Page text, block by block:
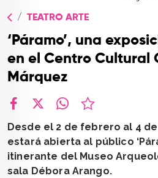
CONTACTO
TEATRO ARTE
‘Páramo’, una
en el Centro Cultural
Márquez
Desde el 2 de febrero al 4
estará abierta al público
itinerante del Museo
sala Débora Arango.